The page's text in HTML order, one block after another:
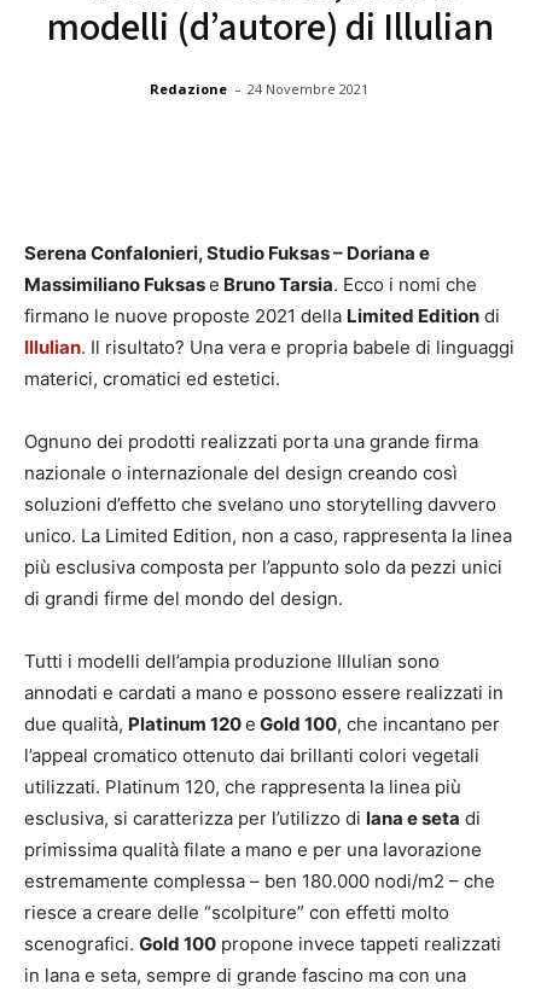
modelli (d’autore) di Illulian
Redazione - 24 Novembre 2021
Serena Confalonieri, Studio Fuksas – Doriana e
Massimiliano Fuksase Bruno Tarsia. Ecco i nomi che
firmano le nuove proposte 2021 della Limited Edition di
Illulian. Il risultato? Una vera e propria babele di linguaggi
materici, cromatici ed estetici.
Ognuno dei prodotti realizzati porta una grande firma
nazionale o internazionale del design creando così
soluzioni d’effetto che svelano uno storytelling davvero
unico. La Limited Edition, non a caso, rappresenta la linea
più esclusiva composta per l’appunto solo da pezzi unici
di grandi firme del mondo del design.
Tutti i modelli dell’ampia produzione Illulian sono
annodati e cardati a mano e possono essere realizzati in
due qualità, Platinum 120e Gold 100, che incantano per
l’appeal cromatico ottenuto dai brillanti colori vegetali
utilizzati. Platinum 120, che rappresenta la linea più
esclusiva, si caratterizza per l’utilizzo di lana e seta di
primissima qualità filate a mano e per una lavorazione
estremamente complessa – ben 180.000 nodi/m2 – che
riesce a creare delle “scolpiture” con effetti molto
scenografici. Gold 100 propone invece tappeti realizzati
in lana e seta, sempre di grande fascino ma con una